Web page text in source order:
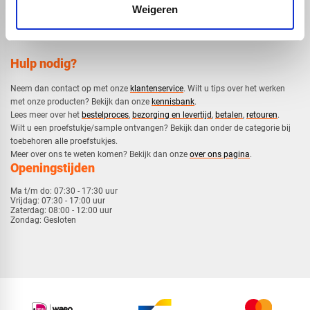
Weigeren
Hulp nodig?
Neem dan contact op met onze klantenservice. Wilt u tips over het werken
met onze producten? Bekijk dan onze kennisbank.
​Lees meer over het bestelproces, bezorging en levertijd, betalen, retouren.​
​Wilt u een proefstukje/sample ontvangen? Bekijk dan onder de categorie bij
toebehoren alle proefstukjes.
​​Meer over ons te weten komen? Bekijk dan onze over ons pagina.
Openingstijden
Ma t/m do: 07:30 - 17:30 uur
Vrijdag: 07:30 - 17:00 uur
Zaterdag: 08:00 - 12:00 uur
Zondag: Gesloten